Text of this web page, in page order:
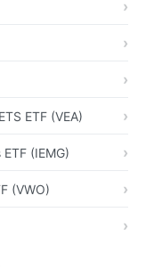
ETF (VEA)
(IEMG)
(VWO)